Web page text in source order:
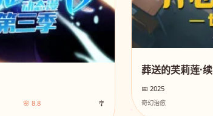
🌸 8.8 🎐
葬送的芙莉莲·续
📅 2025
奇幻治愈